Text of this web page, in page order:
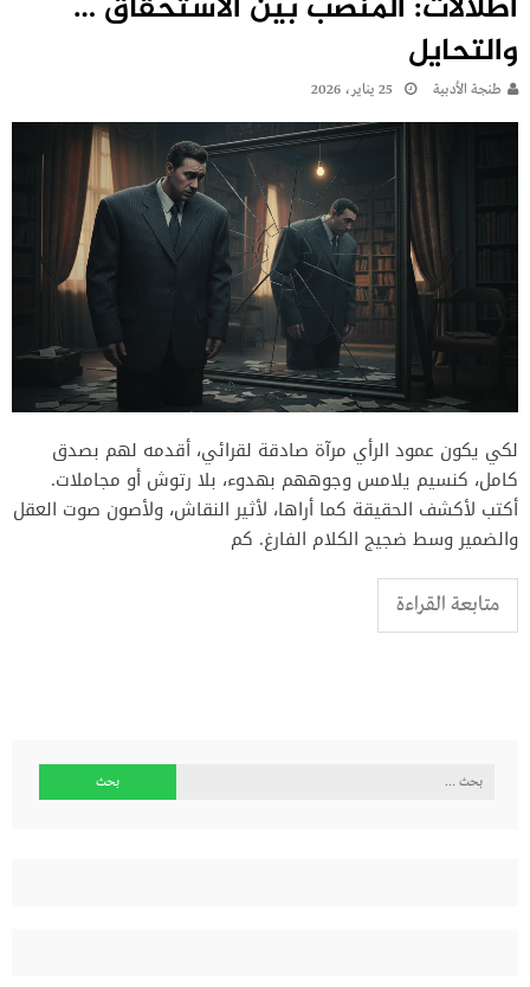
والتحايل
طنجة الأدبية 25 يناير، 2026
لكي يكون عمود الرأي مرآة صادقة لقرائي، أقدمه لهم بصدق
كامل، كنسيم يلامس وجوههم بهدوء، بلا رتوش أو مجاملات.
أكتب لأكشف الحقيقة كما أراها، لأثير النقاش، ولأصون صوت العقل
والضمير وسط ضجيج الكلام الفارغ. كم
متابعة القراءة
البحث